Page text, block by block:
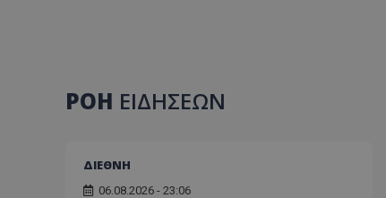
ΡΟΗ ΕΙΔΗΣΕΩΝ
ΔΙΕΘΝΗ
06.08.2026 - 23:06